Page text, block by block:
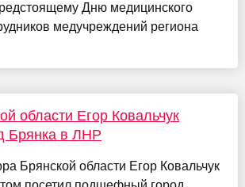
Дню медицинского
медучреждений региона
области Егор Ковальчук
Брянка в ЛНР
Брянской области Егор Ковальчук